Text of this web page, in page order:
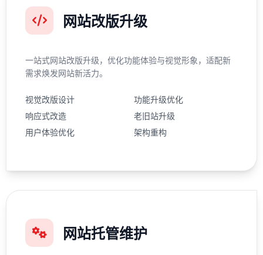
网站改版升级
一站式网站改版升级，优化功能体验与视觉形象，适配新
需求焕发网站新活力。
视觉改版设计
功能升级优化
响应式改造
老旧站升级
用户体验优化
架构重构
网站托管维护